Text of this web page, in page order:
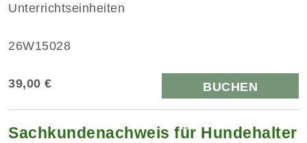
Unterrichtseinheiten
26W15028
39,00 € BUCHEN
Sachkundenachweis für Hundehalter